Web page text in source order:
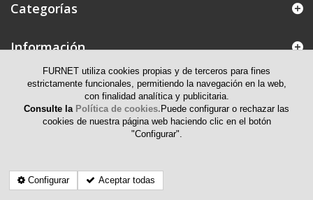
Categorías
Información
Mi cuenta
Información de contacto
FURNET utiliza cookies propias y de terceros para fines
estrictamente funcionales, permitiendo la navegación en la web,
con finalidad analítica y publicitaria.
Consulte la Política de cookies. Puede configurar o rechazar las
cookies de nuestra página web haciendo clic en el botón
"Configurar".
Configurar Aceptar todas